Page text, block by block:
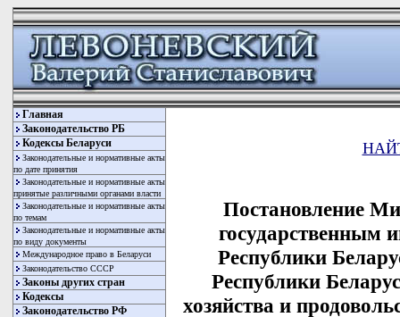
Главная
Законодательство РБ
Кодексы Беларуси
Законодательные и нормативные акты
по дате принятия
Законодательные и нормативные акты
принятые различными органами власти
Законодательные и нормативные акты
по темам
Законодательные и нормативные акты
по виду документы
Международное право в Беларуси
Законодательство СССР
Законы других стран
Кодексы
Законодательство РФ
Постановление
государственным
Республики
Республики
хозяйства и